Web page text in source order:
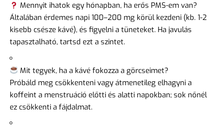
Mennyit ihatok egy hónapban, ha erős PMS-em van?
Általában érdemes napi 100–200 mg körül kezdeni (kb. 1-2
kisebb csésze kávé), és figyelni a tüneteket. Ha javulás
tapasztalható, tartsd ezt a szintet.
Mit tegyek, ha a kávé fokozza a görcseimet?
Próbáld meg csökkenteni vagy átmenetileg elhagyni a
koffeint a menstruáció előtti és alatti napokban; sok nőnél
ez csökkenti a fájdalmat.